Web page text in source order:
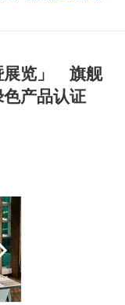
展览」 旗舰
产品认证